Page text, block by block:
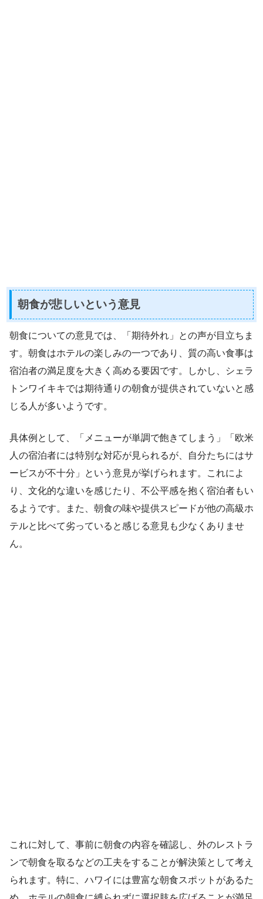
朝食が悲しいという意見
朝食についての意見では、「期待外れ」との声が目立ちま
す。朝食はホテルの楽しみの一つであり、質の高い食事は
宿泊者の満足度を大きく高める要因です。しかし、シェラ
トンワイキキでは期待通りの朝食が提供されていないと感
じる人が多いようです。
具体例として、「メニューが単調で飽きてしまう」「欧米
人の宿泊者には特別な対応が見られるが、自分たちにはサ
ービスが不十分」という意見が挙げられます。これによ
り、文化的な違いを感じたり、不公平感を抱く宿泊者もい
るようです。また、朝食の味や提供スピードが他の高級ホ
テルと比べて劣っていると感じる意見も少なくありませ
ん。
これに対して、事前に朝食の内容を確認し、外のレストラ
ンで朝食を取るなどの工夫をすることが解決策として考え
られます。特に、ハワイには豊富な朝食スポットがあるた